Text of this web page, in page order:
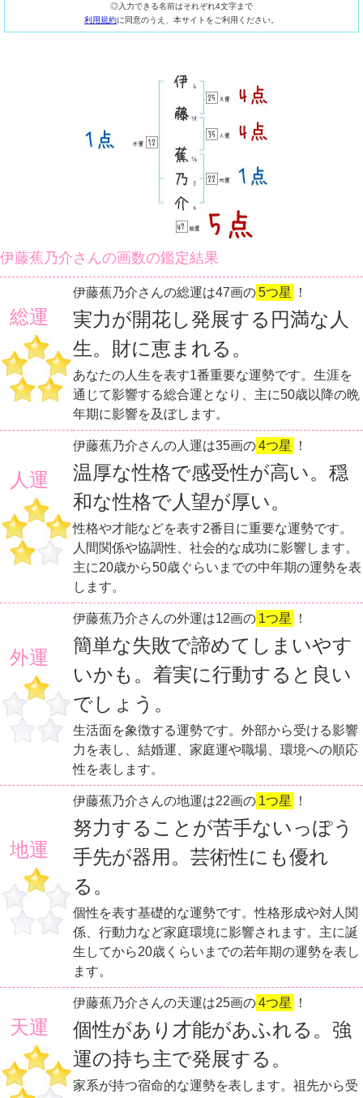
◎入力できる名前はそれぞれ4文字まで
利用規約に同意のうえ、本サイトをご利用ください。
伊藤蕉乃介さんの画数の鑑定結果
総運
伊藤蕉乃介さんの総運は47画の5つ星 ！
実力が開花し発展する円満な人
生。財に恵まれる。
あなたの人生を表す1番重要な運勢です。生涯を
通じて影響する総合運となり、主に50歳以降の晩
年期に影響を及ぼします。
人運
伊藤蕉乃介さんの人運は35画の4つ星 ！
温厚な性格で感受性が高い。穏
和な性格で人望が厚い。
性格や才能などを表す2番目に重要な運勢です。
人間関係や協調性、社会的な成功に影響します。
主に20歳から50歳ぐらいまでの中年期の運勢を表
します。
外運
伊藤蕉乃介さんの外運は12画の 1つ星 ！
簡単な失敗で諦めてしまいやす
いかも。着実に行動すると良い
でしょう。
生活面を象徴する運勢です。外部から受ける影響
力を表し、結婚運、家庭運や職場、環境への順応
性を表します。
地運
伊藤蕉乃介さんの地運は22画の 1つ星 ！
努力することが苦手ないっぽう
手先が器用。芸術性にも優れ
る。
個性を表す基礎的な運勢です。性格形成や対人関
係、行動力など家庭環境に影響されます。主に誕
生してから20歳くらいまでの若年期の運勢を表し
ます。
天運
伊藤蕉乃介さんの天運は25画の4つ星 ！
個性があり才能があふれる。強
運の持ち主で発展する。
家系が持つ宿命的な運勢を表します。祖先から受